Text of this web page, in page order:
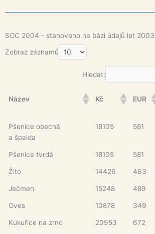
SOC 2004 - stanoveno na bázi údajů let
Zobraz záznamů
Hledat:
Název Kč EUR
Pšenice obecná
a špalda
18105 581
Pšenice tvrdá 18105 581
Žito 14426 463
Ječmen 15248 489
Oves 10878 349
Kukuřice na zrno 20953 672